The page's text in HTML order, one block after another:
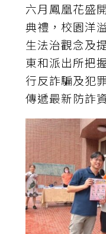
六月鳳凰花盛
典禮，校園洋
生法治觀念及
東和派出所把
行反詐騙及犯
傳遞最新防詐